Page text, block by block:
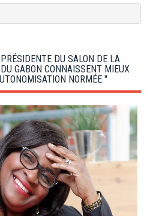
DU SALON DE LA
GABON CONNAISSENT MIEUX
NORMÉE "